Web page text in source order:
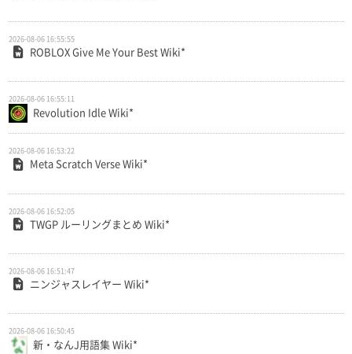
2026-08-06 16:55:55
ROBLOX Give Me Your Best Wiki*
2026-08-06 16:55:11
Revolution Idle Wiki*
2026-08-06 16:53:22
Meta Scratch Verse Wiki*
2026-08-06 16:52:05
TWGP ルーリングまとめ Wiki*
2026-08-06 16:51:47
ニンジャスレイヤー Wiki*
2026-08-06 16:50:45
新・なんJ用語集 Wiki*